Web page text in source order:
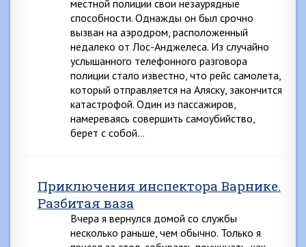
местной полиции свои незаурядные
способности. Однажды он был срочно
вызван на аэродром, расположенный
недалеко от Лос-Анджелеса. Из случайно
услышанного телефонного разговора
полиции стало известно, что рейс самолета,
который отправляется на Аляску, закончится
катастрофой. Один из пассажиров,
намереваясь совершить самоубийство,
берет с собой…
Приключения инспектора Варнике.
Разбитая ваза
Вчера я вернулся домой со службы
несколько раньше, чем обычно. Только я